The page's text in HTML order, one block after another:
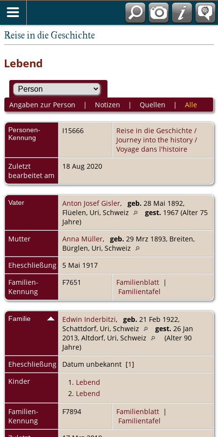
Reise in die Geschichte
Lebend
Angaben zur Person | Notizen | Quellen | Alle
Personen-
Kennung
I15666
Reise in die Geschichte /
Journey into the history /
Voyage dans l'histoire
Zuletzt
bearbeitet am
18 Aug 2020
Vater Anton Josef Gisler, geb. 28 Mai 1892,
Flüelen, Uri, Schweiz
gest. 1967 (Alter 75
Jahre)
Mutter
Anna Müller, geb. 29 Mrz 1893, Breiten,
Bürglen, Uri, Schweiz
Eheschließung
5 Mai 1917
Familien-
Kennung
F7651 Familienblatt |
Familientafel
Familie Edwin Inderbitzi, geb. 21 Feb 1922,
Schattdorf, Uri, Schweiz
gest. 26 Jan
2013, Altdorf, Uri, Schweiz
(Alter 90
Jahre)
Eheschließung
Datum unbekannt [1]
Kinder
1. Lebend
2. Lebend
Familien-
Kennung
F7894 Familienblatt |
Familientafel